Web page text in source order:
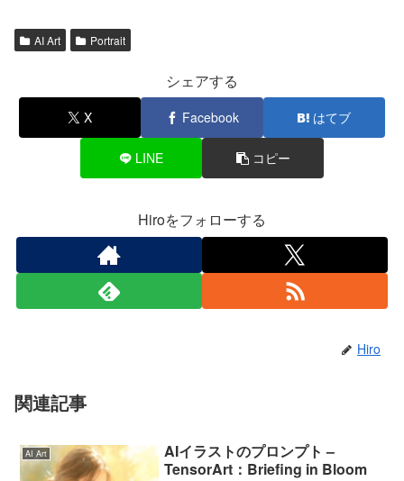
AI Art Portrait
シェアする
X Facebook はてブ
LINE コピー
Hiroをフォローする
Hiro
関連記事
AI Art
AIイラストのプロンプト –
TensorArt：Briefing in Bloom